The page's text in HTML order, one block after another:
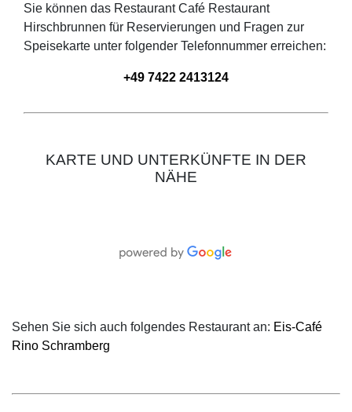
Sie können das RestaurantCafé Restaurant
Hirschbrunnen für Reservierungen und Fragen zur
Speisekarte unter folgender Telefonnummer erreichen:
+49 7422 2413124
KARTE UND UNTERKÜNFTE IN DER
NÄHE
Sehen Sie sich auch folgendes Restaurant an: Eis-Café
Rino Schramberg